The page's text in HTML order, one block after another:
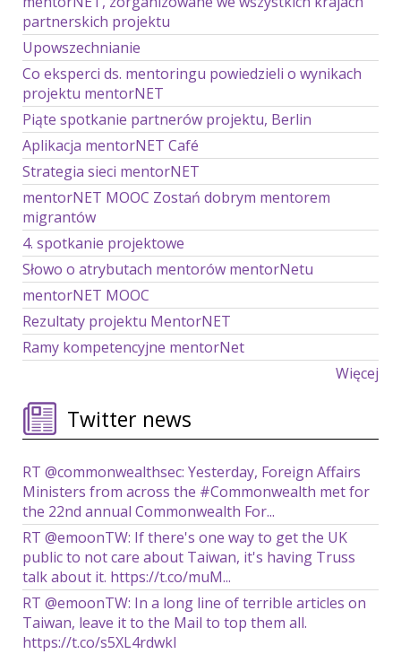
partnerskich projektu
Upowszechnianie
Co eksperci ds. mentoringu powiedzieli o wynikach
projektu mentorNET
Piąte spotkanie partnerów projektu, Berlin
Aplikacja mentorNET Café
Strategia sieci mentorNET
mentorNET MOOC Zostań dobrym mentorem
migrantów
4. spotkanie projektowe
Słowo o atrybutach mentorów mentorNetu
mentorNET MOOC
Rezultaty projektu MentorNET
Ramy kompetencyjne mentorNet
Więcej
Twitter news
RT @commonwealthsec: Yesterday, Foreign Affairs
Ministers from across the #Commonwealth met for
the 22nd annual Commonwealth For...
RT @emoonTW: If there's one way to get the UK
public to not care about Taiwan, it's having Truss
talk about it. https://t.co/muM...
RT @emoonTW: In a long line of terrible articles on
Taiwan, leave it to the Mail to top them all.
https://t.co/s5XL4rdwkl